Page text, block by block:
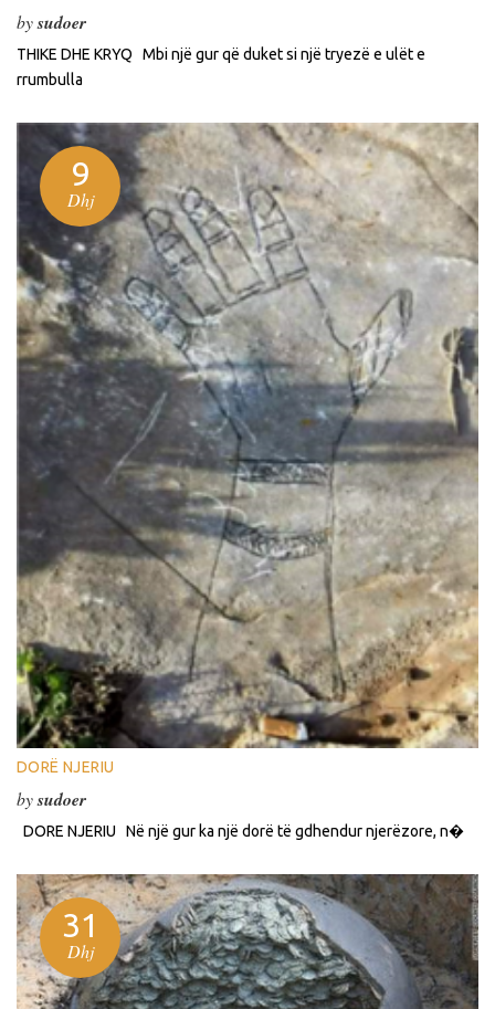
bysudoer
THIKE DHE KRYQ Mbi një gur që duket si një tryezë e ulët e
rrumbulla
9
Dhj
DORË NJERIU
bysudoer
DORE NJERIU Në një gur ka një dorë të gdhendur njerëzore, n�
31
Dhj